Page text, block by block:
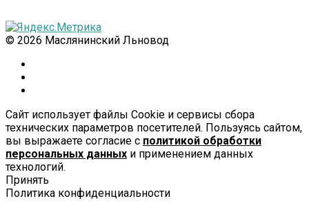
© 2026 Маслянинский Льновод
Сайт использует файлы Cookie и сервисы сбора
технических параметров посетителей. Пользуясь сайтом,
вы выражаете согласие с политикой обработки
персональных данных и применением данных
технологий.
Принять
Политика конфиденциальности